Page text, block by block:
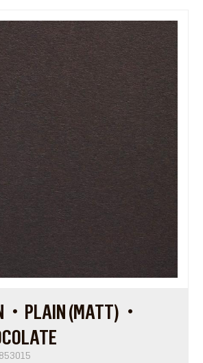
・PLAIN (MATT)・